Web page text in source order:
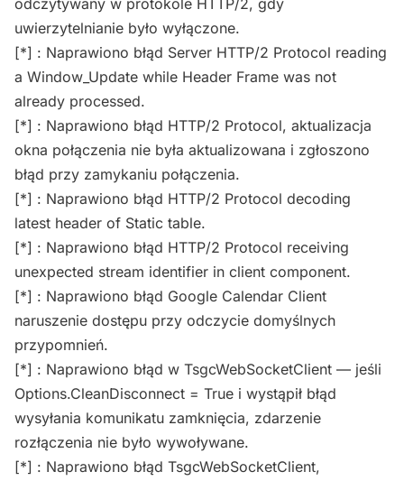
odczytywany w protokole HTTP/2, gdy
uwierzytelnianie było wyłączone.
[*] : Naprawiono błąd Server HTTP/2 Protocol reading
a Window_Update while Header Frame was not
already processed.
[*] : Naprawiono błąd HTTP/2 Protocol, aktualizacja
okna połączenia nie była aktualizowana i zgłoszono
błąd przy zamykaniu połączenia.
[*] : Naprawiono błąd HTTP/2 Protocol decoding
latest header of Static table.
[*] : Naprawiono błąd HTTP/2 Protocol receiving
unexpected stream identifier in client component.
[*] : Naprawiono błąd Google Calendar Client
naruszenie dostępu przy odczycie domyślnych
przypomnień.
[*] : Naprawiono błąd w TsgcWebSocketClient — jeśli
Options.CleanDisconnect = True i wystąpił błąd
wysyłania komunikatu zamknięcia, zdarzenie
rozłączenia nie było wywoływane.
[*] : Naprawiono błąd TsgcWebSocketClient,